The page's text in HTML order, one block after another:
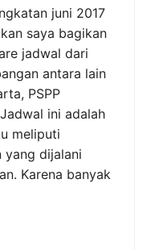
juni 2017
saya bagikan
jadwal dari
antara lain
PSPP
ini adalah
meliputi
yang dijalani
Karena banyak